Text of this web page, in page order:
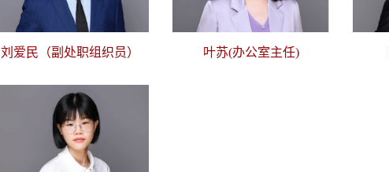
刘爱民（副处职组织员） 叶苏(办公室主任)